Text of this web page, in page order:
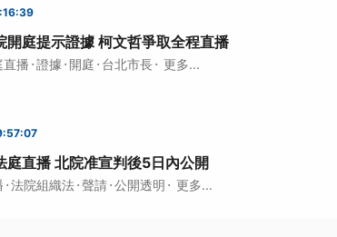
開庭提示證據 柯文哲爭取全程直播
直播 ·證據 · 開庭 · 台北市長· 更多...
庭直播 北院准宣判後5日內公開
·法院組織法·聲請·公開透明 · 更多...